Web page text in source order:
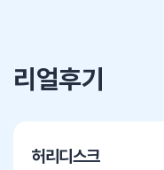
리얼후기
허리디스크